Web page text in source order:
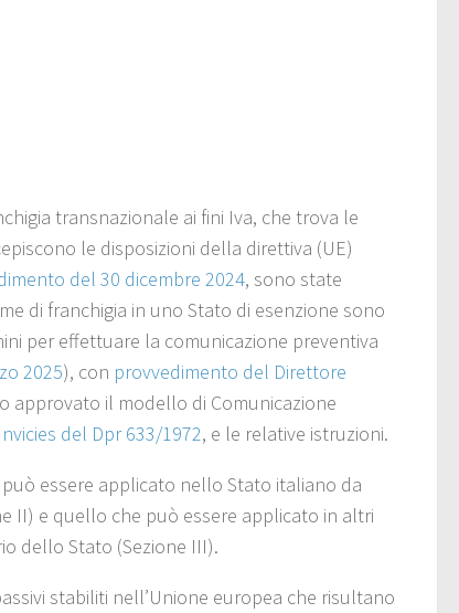
transnazionale ai fini Iva, che trova le
le disposizioni della direttiva (UE)
del 30 dicembre 2024, sono state
di franchigia in uno Stato di esenzione sono
per effettuare la comunicazione preventiva
2025), con provvedimento del Direttore
approvato il modello di Comunicazione
del Dpr 633/1972, e le relative istruzioni.
essere applicato nello Stato italiano da
II) e quello che può essere applicato in altri
dello Stato (Sezione III).
stabiliti nell’Unione europea che risultano